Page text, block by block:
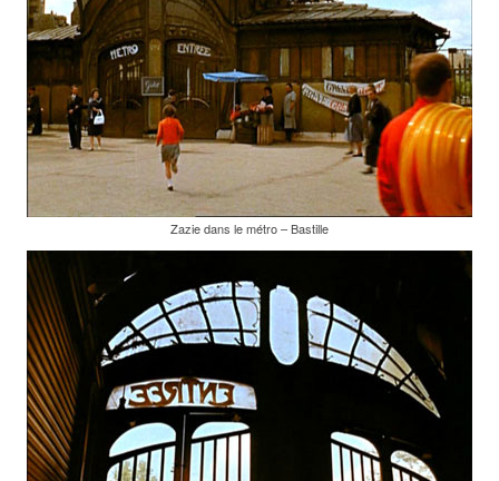
Zazie dans le métro – Bastille